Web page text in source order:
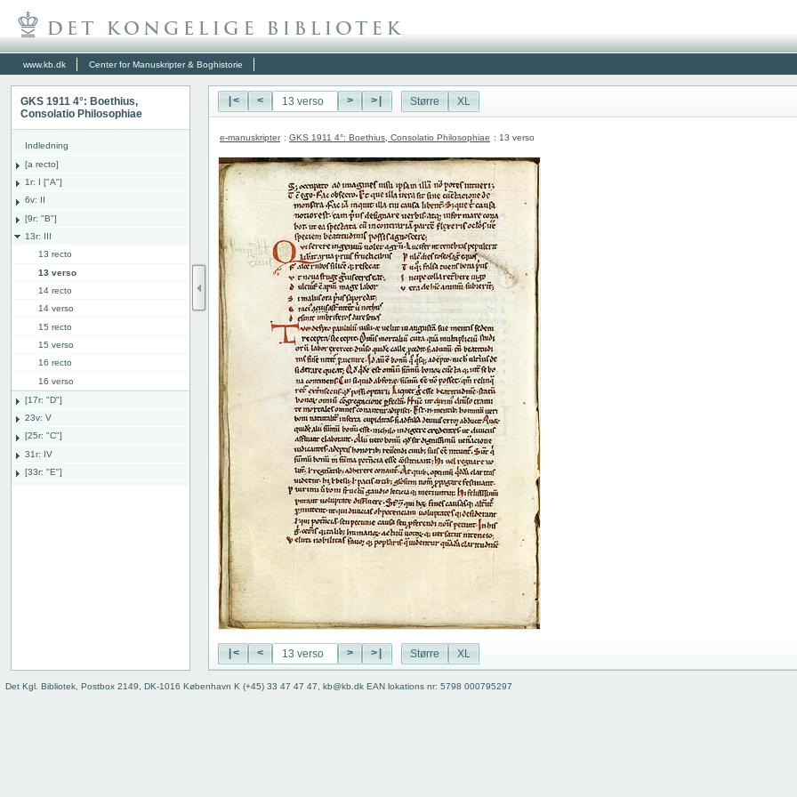
www.kb.dk Center for Manuskripter & Boghistorie
GKS 1911 4°: Boethius,
Consolatio Philosophiae
Indledning
[a recto]
1r: I ["A"]
6v: II
[9r: "B"]
13r: III
13 recto
13 verso
14 recto
14 verso
15 recto
15 verso
16 recto
16 verso
[17r: "D"]
23v: V
[25r: "C"]
31r: IV
[33r: "E"]
|< < > >| Større XL
e-manuskripter : GKS 1911 4°: Boethius, Consolatio Philosophiae : 13 verso
|< < > >| Større XL
Det Kgl. Bibliotek, Postbox 2149, DK-1016 København K (+45) 33 47 47 47, kb@kb.dk EAN lokations nr: 5798 000795297